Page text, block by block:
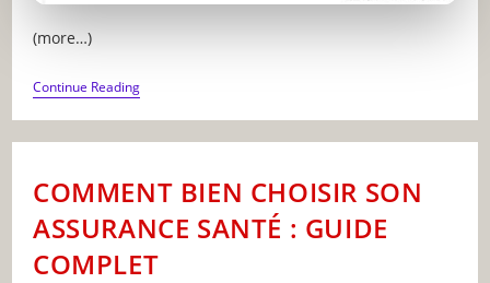
(more…)
Continue ReadingTOP
5
DES
LIVRES
ABSOLUMENT
GUIDE
COMPLET
COMMENT BIEN CHOISIR SON
ASSURANCE SANTÉ : GUIDE
COMPLET